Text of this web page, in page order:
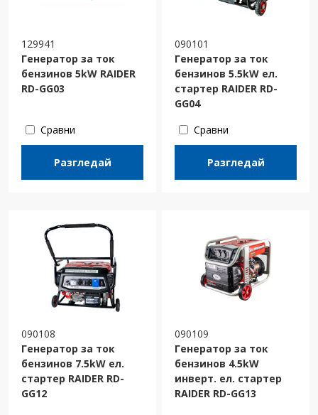
129941
Генератор за ток
бензинов 5kW RAIDER
RD-GG03
Сравни
Разгледай
090101
Генератор за ток
бензинов 5.5kW ел.
стартер RAIDER RD-
GG04
Сравни
Разгледай
090108
Генератор за ток
бензинов 7.5kW ел.
стартер RAIDER RD-
GG12
090109
Генератор за ток
бензинов 4.5kW
инверт. ел. стартер
RAIDER RD-GG13